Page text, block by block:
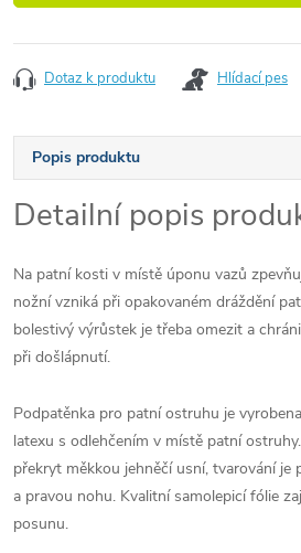
Dotaz k produktu Hlídací pes
Popis produktu
Detailní popis
Na patní kosti v místě úponu vazů
nožní vzniká při opakovaném dráždění
bolestivý výrůstek je třeba omezit a
při došlápnutí.
Podpatěnka pro patní ostruhu je
latexu s odlehčením v místě patní
překryt měkkou jehněčí usní, tvarování je
a pravou nohu. Kvalitní samolepicí fólie
posunu.